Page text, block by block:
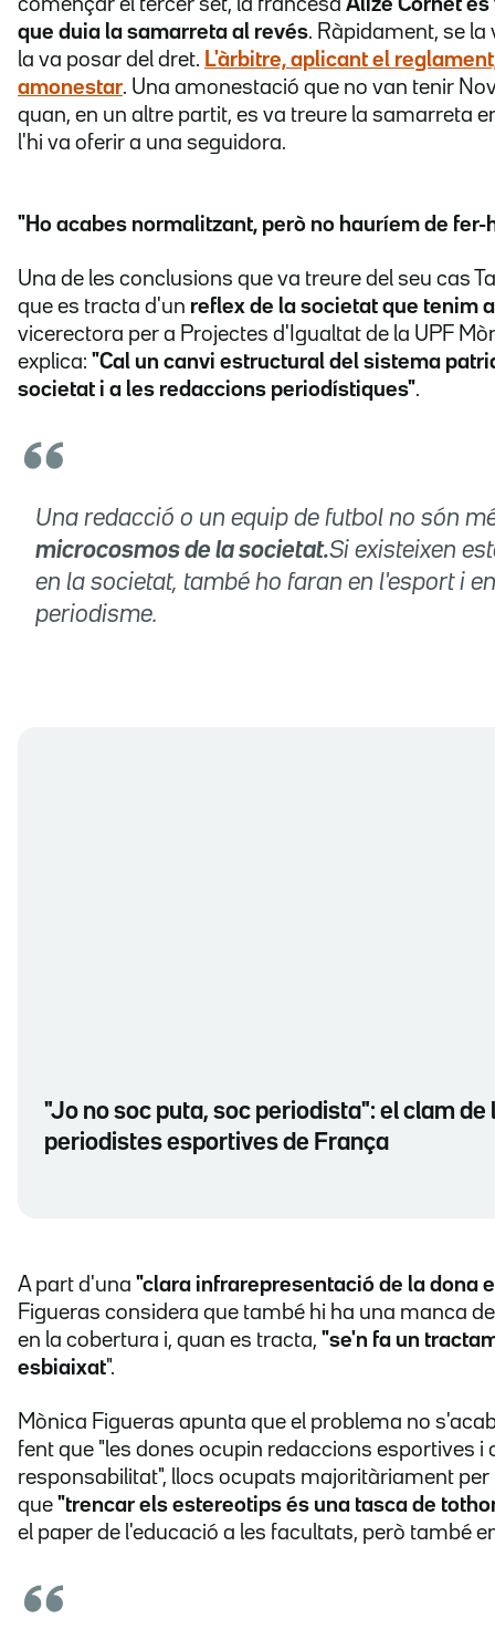
començar el tercer set, la francesa Alizé Cornet
que duia la samarreta al revés. Ràpidament, se la
la va posar del dret. L'àrbitre, aplicant el
amonestar. Una amonestació que no van tenir
quan, en un altre partit, es va treure la samarreta
l'hi va oferir a una seguidora.
"Ho acabes normalitzant, però no hauríem de fer-
Una de les conclusions que va treure del seu cas
que es tracta d'un reflex de la societat que tenim
vicerectora per a Projectes d'Igualtat de la UPF
explica: "Cal un canvi estructural del sistema
societat i a les redaccions periodístiques".
Una redacció o un equip de futbol no són
microcosmos de la societat.Si existeixen
en la societat, també ho faran en l'esport i
periodisme.
"Jo no soc puta, soc periodista": el clam de
periodistes esportives de França
A part d'una "clara infrarepresentació de la dona
Figueras considera que també hi ha una manca
en la cobertura i, quan es tracta, "se'n fa un
esbiaixat".
Mònica Figueras apunta que el problema no
fent que "les dones ocupin redaccions esportives i
responsabilitat", llocs ocupats majoritàriament per
que "trencar els estereotips és una tasca de
el paper de l'educació a les facultats, però també